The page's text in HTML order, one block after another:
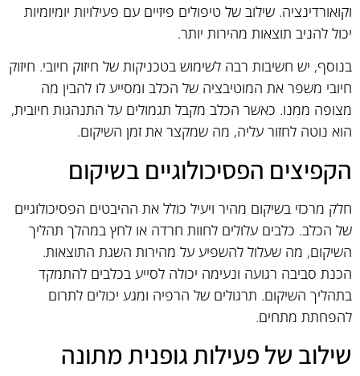
וקואורדינציה. שילוב של טיפולים פיזיים עם פעילויות יומיומיות
יכול להניב תוצאות מהירות יותר.
בנוסף, יש חשיבות רבה לשימוש בטכניקות של חיזוק חיובי. חיזוק
חיובי משפר את המוטיבציה של הכלב ומסייע לו להבין מה
מצופה ממנו. כאשר הכלב מקבל תגמולים על התנהגות חיובית,
הוא נוטה לחזור עליה, מה שמקצר את זמן השיקום.
הקפיצים הפסיכולוגיים בשיקום
חלק מרכזי בשיקום מהיר ויעיל כולל את ההיבטים הפסיכולוגיים
של הכלב. כלבים עלולים לחוות חרדה או לחץ במהלך תהליך
השיקום, מה שעלול להשפיע על מהירות השגת התוצאות.
הכנת סביבה רגועה ונעימה יכולה לסייע בכלבים להתמקד
בתהליך השיקום. תרגולים של הרפיה ומגע יכולים לתרום
להפחתת מתחים.
שילוב של פעילות גופנית מתונה